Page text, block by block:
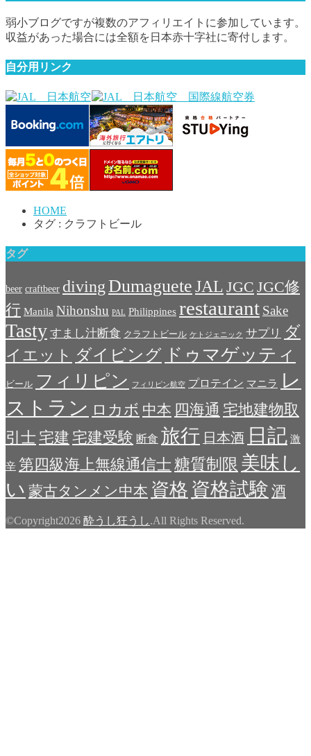
弱小ブログですが複数のアフィリエイトに参加しています。
収益があった場合には全額を日本赤十字社に寄付します。
自分用リンク
HOME
タグ : クラフトビール
タグ
beer craftbeer divingDumagueteJAL JGC JGC修
行 Manila Nihonshu PAL Philippines restaurant Sake
Tasty すまし汁断食 クラフトビール ケトジェニック サプリ ダ
イエット ダイビング ドゥマゲッティ
ビール フィリピン フィリピン航空 プロテイン マニラ レ
ストラン ロカボ 中本 四海通 宅地建物取
引士 宅建 宅建受験 断食 旅行 日本酒 日記 激
辛 第四級海上無線通信士 糖質制限 美味し
い 蒙古タンメン中本 資格 資格試験 酒
©Copyright2026 酔うし狂うし.All Rights Reserved.